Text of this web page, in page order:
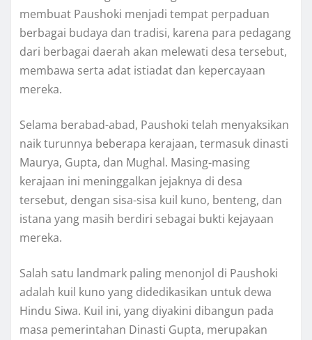
membuat Paushoki menjadi tempat perpaduan
berbagai budaya dan tradisi, karena para pedagang
dari berbagai daerah akan melewati desa tersebut,
membawa serta adat istiadat dan kepercayaan
mereka.
Selama berabad-abad, Paushoki telah menyaksikan
naik turunnya beberapa kerajaan, termasuk dinasti
Maurya, Gupta, dan Mughal. Masing-masing
kerajaan ini meninggalkan jejaknya di desa
tersebut, dengan sisa-sisa kuil kuno, benteng, dan
istana yang masih berdiri sebagai bukti kejayaan
mereka.
Salah satu landmark paling menonjol di Paushoki
adalah kuil kuno yang didedikasikan untuk dewa
Hindu Siwa. Kuil ini, yang diyakini dibangun pada
masa pemerintahan Dinasti Gupta, merupakan